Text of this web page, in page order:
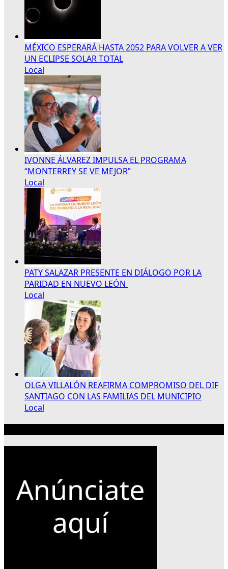
MÉXICO ESPERARÁ HASTA 2052 PARA VOLVER A VER
UN ECLIPSE SOLAR TOTAL
Local
IVONNE ÁLVAREZ IMPULSA EL PROGRAMA
“MONTERREY SE VE MEJOR”
Local
PATY SALAZAR PRESENTE EN DIÁLOGO POR LA
PARIDAD EN NUEVO LEÓN
Local
OLGA VILLALÓN REAFIRMA COMPROMISO DEL DIF
SANTIAGO CON LAS FAMILIAS DEL MUNICIPIO
Local